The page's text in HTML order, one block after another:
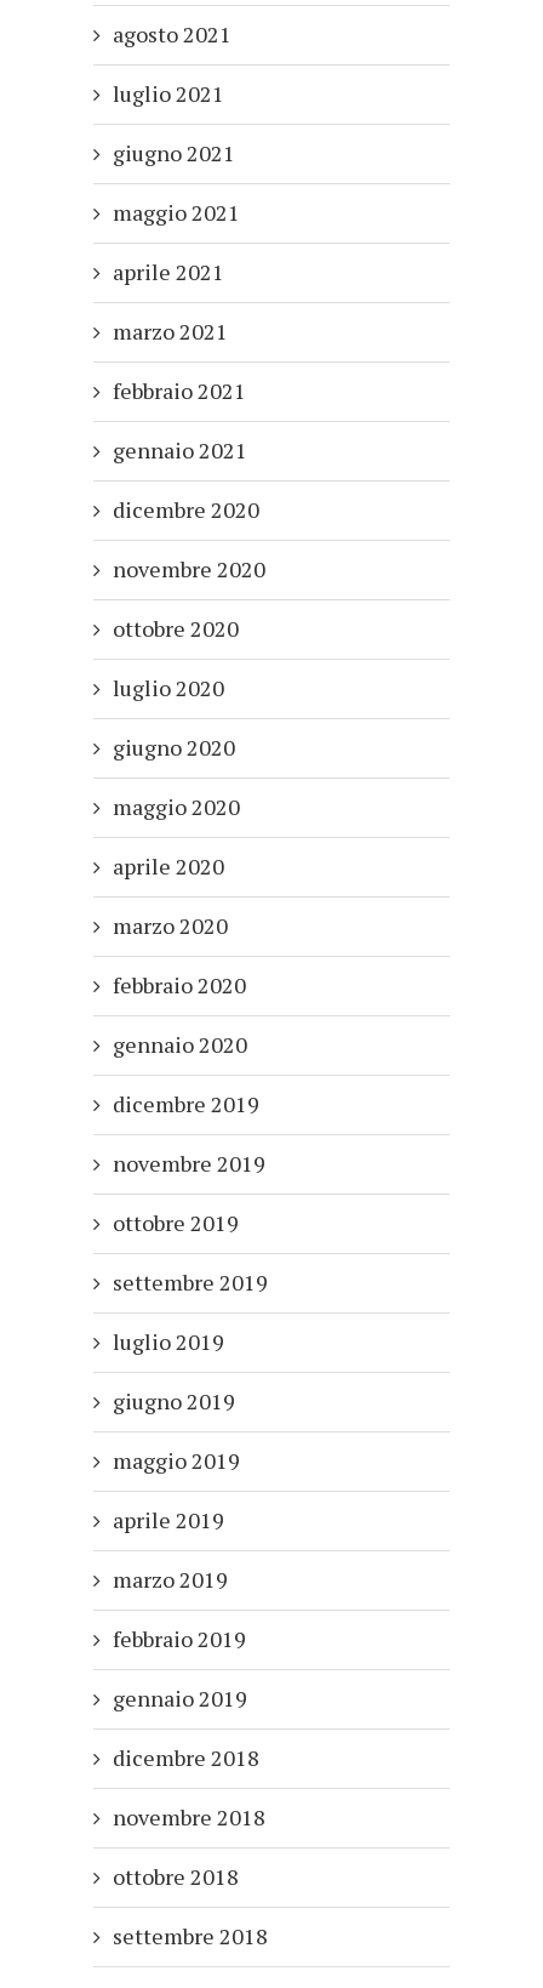
agosto 2021
luglio 2021
giugno 2021
maggio 2021
aprile 2021
marzo 2021
febbraio 2021
gennaio 2021
dicembre 2020
novembre 2020
ottobre 2020
luglio 2020
giugno 2020
maggio 2020
aprile 2020
marzo 2020
febbraio 2020
gennaio 2020
dicembre 2019
novembre 2019
ottobre 2019
settembre 2019
luglio 2019
giugno 2019
maggio 2019
aprile 2019
marzo 2019
febbraio 2019
gennaio 2019
dicembre 2018
novembre 2018
ottobre 2018
settembre 2018